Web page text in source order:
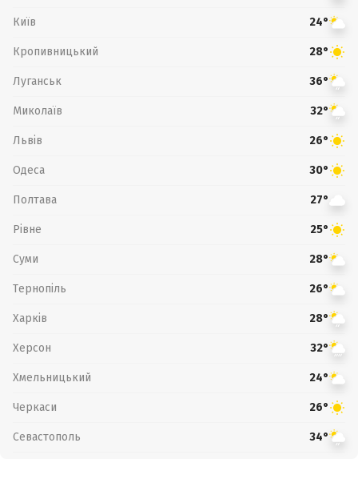
Київ 24°
Кропивницький 28°
Луганськ 36°
Миколаїв 32°
Львів 26°
Одеса 30°
Полтава 27°
Рівне 25°
Суми 28°
Тернопіль 26°
Харків 28°
Херсон 32°
Хмельницький 24°
Черкаси 26°
Севастополь 34°